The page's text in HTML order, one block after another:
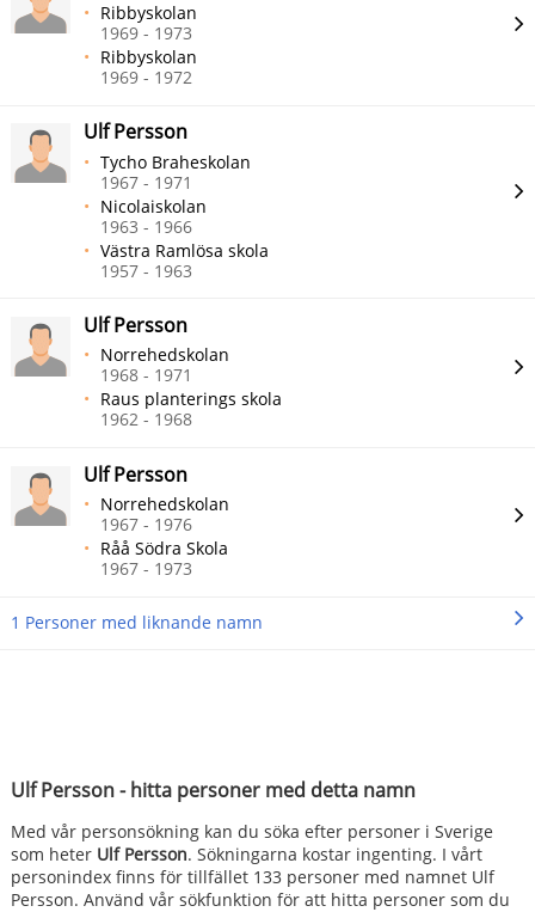
Ulf Persson - hitta personer med detta namn
Med vår personsökning kan du söka efter personer i Sverige
som heter Ulf Persson. Sökningarna kostar ingenting. I vårt
personindex finns för tillfället 133 personer med namnet Ulf
Persson. Använd vår sökfunktion för att hitta personer som du
Ribbyskolan
1969 - 1973
Ribbyskolan
1969 - 1972
Ulf Persson
Tycho Braheskolan
1967 - 1971
Nicolaiskolan
1963 - 1966
Västra Ramlösa skola
1957 - 1963
Ulf Persson
Norrehedskolan
1968 - 1971
Raus planterings skola
1962 - 1968
Ulf Persson
Norrehedskolan
1967 - 1976
Råå Södra Skola
1967 - 1973
1 Personer med liknande namn